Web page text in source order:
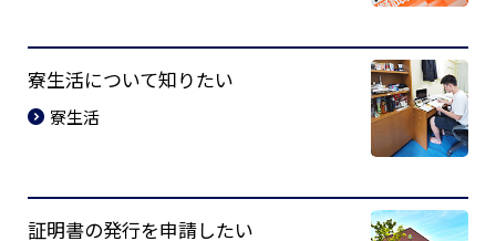
寮生活について知りたい
寮生活
証明書の発行を申請したい